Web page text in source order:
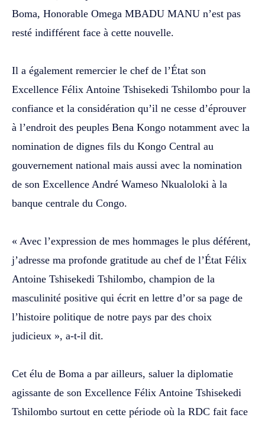
Boma, Honorable Omega MBADU MANU n’est pas
resté indifférent face à cette nouvelle.
‎Il a également remercier le chef de l’État son
Excellence Félix Antoine Tshisekedi Tshilombo pour la
confiance et la considération qu’il ne cesse d’éprouver
à l’endroit des peuples Bena Kongo notamment avec la
nomination de dignes fils du Kongo Central au
gouvernement national mais aussi avec la nomination
de son Excellence André Wameso Nkualoloki à la
banque centrale du Congo.
‎« Avec l’expression de mes hommages le plus déférent,
j’adresse ma profonde gratitude au chef de l’État Félix
Antoine Tshisekedi Tshilombo, champion de la
masculinité positive qui écrit en lettre d’or sa page de
l’histoire politique de notre pays par des choix
judicieux », a-t-il dit.
‎Cet élu de Boma a par ailleurs, saluer la diplomatie
agissante de son Excellence Félix Antoine Tshisekedi
Tshilombo surtout en cette période où la RDC fait face